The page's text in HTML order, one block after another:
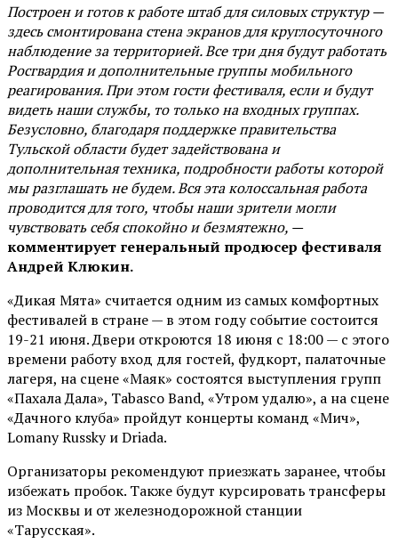
Построен и готов к работе штаб для силовых структур —
здесь смонтирована стена экранов для круглосуточного
наблюдение за территорией. Все три дня будут работать
Росгвардия и дополнительные группы мобильного
реагирования. При этом гости фестиваля, если и будут
видеть наши службы, то только на входных группах.
Безусловно, благодаря поддержке правительства
Тульской области будет задействована и
дополнительная техника, подробности работы которой
мы разглашать не будем. Вся эта колоссальная работа
проводится для того, чтобы наши зрители могли
чувствовать себя спокойно и безмятежно, —
комментирует генеральный продюсер фестиваля
Андрей Клюкин.
«Дикая Мята» считается одним из самых комфортных
фестивалей в стране — в этом году событие состоится
19-21 июня. Двери откроются 18 июня с 18:00 — с этого
времени работу вход для гостей, фудкорт, палаточные
лагеря, на сцене «Маяк» состоятся выступления групп
«Пахала Дала», Tabasco Band, «Утром удалю», а на сцене
«Дачного клуба» пройдут концерты команд «Мич»,
Lomany Russky и Driada.
Организаторы рекомендуют приезжать заранее, чтобы
избежать пробок. Также будут курсировать трансферы
из Москвы и от железнодорожной станции
«Тарусская».